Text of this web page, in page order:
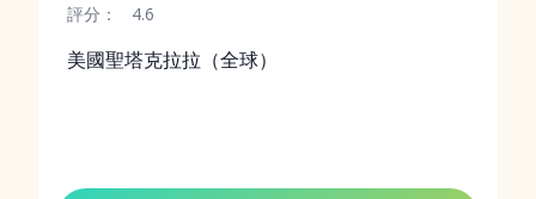
評分： 4.6
美國聖塔克拉拉（全球）